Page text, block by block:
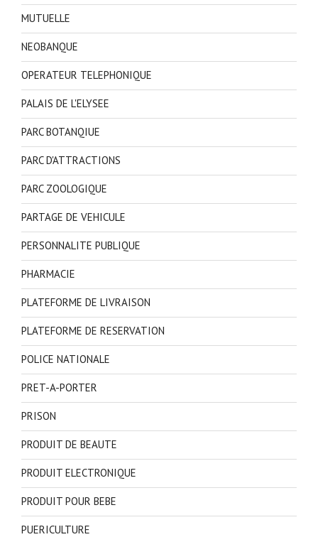
MUTUELLE
NEOBANQUE
OPERATEUR TELEPHONIQUE
PALAIS DE L'ELYSEE
PARC BOTANQIUE
PARC D'ATTRACTIONS
PARC ZOOLOGIQUE
PARTAGE DE VEHICULE
PERSONNALITE PUBLIQUE
PHARMACIE
PLATEFORME DE LIVRAISON
PLATEFORME DE RESERVATION
POLICE NATIONALE
PRET-A-PORTER
PRISON
PRODUIT DE BEAUTE
PRODUIT ELECTRONIQUE
PRODUIT POUR BEBE
PUERICULTURE